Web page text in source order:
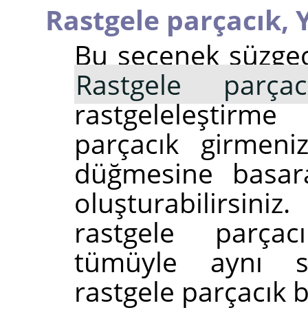
Rastgele parçacık,
Bu seçenek
Rastgele
parçacık
düğmesine
rastgele
tümüyle aynı
rastgele parçacık